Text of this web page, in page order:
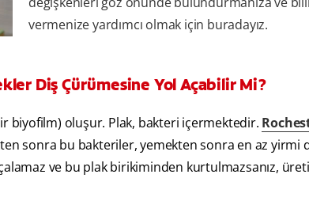
vermenize yardımcı olmak için buradayız.
Diş Çürümesine Yol Açabilir Mi?
biyofilm) oluşur. Plak, bakteri içermektedir.
sonra bu bakteriler, yemekten sonra en az yirmi
ve bu plak birikiminden kurtulmazsanız,